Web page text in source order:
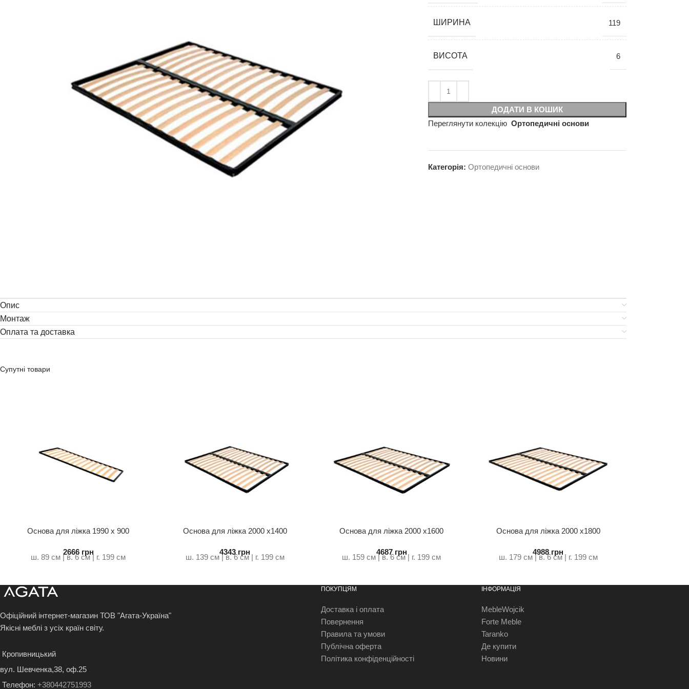
ШИРИНА 119
ВИСОТА 6
ДОДАТИ В КОШИК
Переглянути колекцію Ортопедичні основи
Категорія: Ортопедичні основи
Опис
Монтаж
Оплата та доставка
Супутні товари
Основа для ліжка 1990 х 900
2666 грн
ш. 89 см | в. 6 см | г. 199 см
Основа для ліжка 2000 х1400
4343 грн
ш. 139 см | в. 6 см | г. 199 см
Основа для ліжка 2000 х1600
4687 грн
ш. 159 см | в. 6 см | г. 199 см
Основа для ліжка 2000 х1800
4988 грн
ш. 179 см | в. 6 см | г. 199 см
Офіційний інтернет-магазин ТОВ "Агата-Україна"
Якісні меблі з усіх країн світу.
Кропивницький
вул. Шевченка,38, оф.25
Телефон: +380442751993
ПОКУПЦЯМ
Доставка і оплата
Повернення
Правила та умови
Публічна оферта
Політика конфіденційності
ІНФОРМАЦІЯ
MebleWojcik
Forte Meble
Taranko
Де купити
Новини